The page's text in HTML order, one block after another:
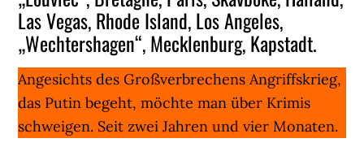
Las Vegas, Rhode Island, Los Angeles,
„Wechtershagen“, Mecklenburg, Kapstadt.
Angesichts des Großverbrechens Angriffskrieg,
das Putin begeht, möchte man über Krimis
schweigen. Seit zwei Jahren und vier Monaten.